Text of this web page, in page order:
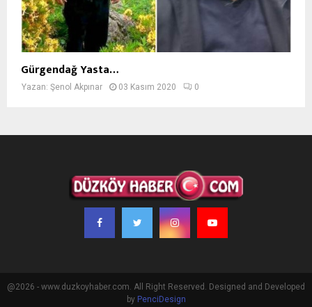
Gürgendağ Yasta…
Yazan: Şenol Akpınar 03 Kasım 2020 0
@2026 - www.duzkoyhaber.com. All Right Reserved. Designed and Developed
by PenciDesign